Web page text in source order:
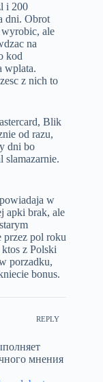
i 200
dni. Obrot
ale
na
kod
wplata.
z nich to
Blik
od razu,
dni bo
slamazarnie.
w
apki brak, ale
przez pol roku
z Polski
porzadku,
bonus.
REPLY
мнения